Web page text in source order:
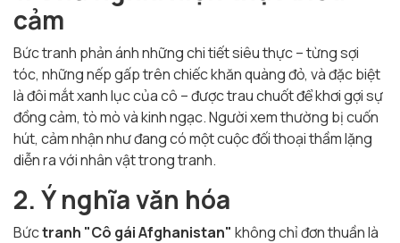
cảm
Bức tranh phản ánh những chi tiết siêu thực – từng sợi
tóc, những nếp gấp trên chiếc khăn quàng đỏ, và đặc biệt
là đôi mắt xanh lục của cô – được trau chuốt để khơi gợi sự
đồng cảm, tò mò và kinh ngạc. Người xem thường bị cuốn
hút, cảm nhận như đang có một cuộc đối thoại thầm lặng
diễn ra với nhân vật trong tranh.
2. Ý nghĩa văn hóa
Bứctranh "Cô gái Afghanistan" không chỉ đơn thuần là